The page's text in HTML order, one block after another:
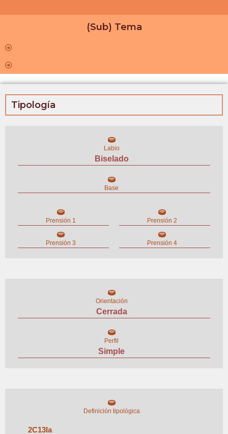
(Sub) Tema
Tipología
Labio
Biselado
Base
Prensión 1 Prensión 2
Prensión 3 Prensión 4
Orientación
Cerrada
Perfil
Simple
Definición tipológica
2C13Ia